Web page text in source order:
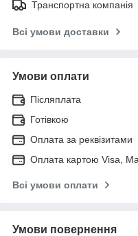
Транспортна компанія
Всі умови доставки
Умови оплати
Післяплата
Готівкою
Оплата за реквізитами
Оплата картою Visa,
Всі умови оплати
Умови повернення